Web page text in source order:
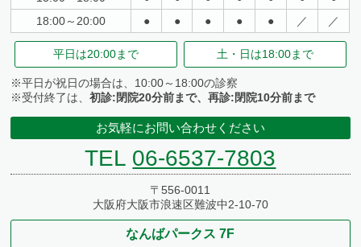
18:00～20:00
● ● ● ● ● ／ ／
平日は20:00まで 土・日は18:00まで
※平日が祝日の場合は、10:00～18:00の診察
※受付終了は、初診:閉院20分前まで、再診:閉院10分前まで
お気軽にお問い合わせください
TEL 06-6537-7803
〒556-0011
大阪府大阪市浪速区難波中2-10-70
なんばパークス 7F